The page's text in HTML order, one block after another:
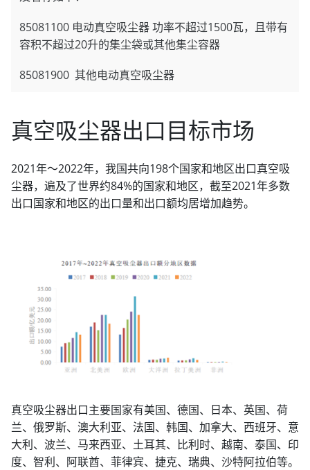
85081100 电动真空吸尘器 功率不超过1500瓦，且带有
容积不超过20升的集尘袋或其他集尘容器
85081900 其他电动真空吸尘器
真空吸尘器出口目标市场
2021年～2022年，我国共向198个国家和地区出口真空吸
尘器，遍及了世界约84%的国家和地区，截至2021年多数
出口国家和地区的出口量和出口额均居增加趋势。
真空吸尘器出口主要国家有美国、德国、日本、英国、荷
兰、俄罗斯、澳大利亚、法国、韩国、加拿大、西班牙、意
大利、波兰、马来西亚、土耳其、比利时、越南、泰国、印
度、智利、阿联酋、菲律宾、捷克、瑞典、沙特阿拉伯等。